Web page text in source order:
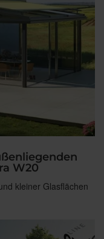
W20
kleiner Glasflächen